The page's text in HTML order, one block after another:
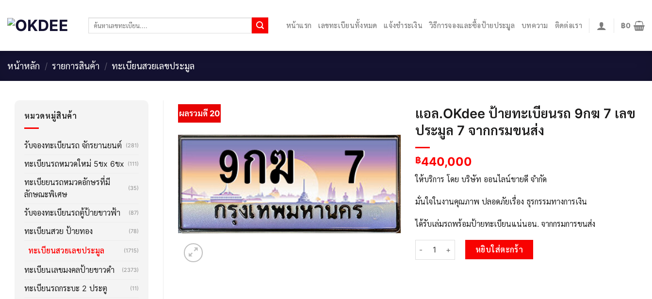
content
ค้นหา: หน้าแรก เลขทะเบียนทั้งหมด แจ้งชำระเงิน วิธีการจองและซื้อป้ายประมูล บทความ ติดต่อเรา ฿0
หน้าหลัก / รายการสินค้า / ทะเบียนสวยเลขประมูล
หมวดหมู่สินค้า
รับจองทะเบียนรถ จักรยานยนต์ (281)
ทะเบียนรถหมวดใหม่ 5ขx 6ขx (111)
ทะเบียยนรถหมวดอักษรที่มี
ลักษณะพิเศษ
(35)
รับจองทะเบียนรถตู้ป้ายขาวฟ้า (87)
ทะเบียนสวย ป้ายทอง (78)
ทะเบียนสวยเลขประมูล (1715)
ทะเบียนเลขมงคลป้ายขาวดำ (2373)
ทะเบียนรถกระบะ 2 ประตู (11)
ผลรวมดี 20
แอล.OKdee ป้ายทะเบียนรถ 9กฆ 7 เลข
ประมูล 7 จากกรมขนส่ง
฿440,000
ให้บริการ โดย บริษัท ออนไลน์ขายดี จำกัด
มั่นใจในงานคุณภาพ ปลอดภัยเรื่อง ธุรกรรมทางการเงิน
ได้รับเล่มรถพร้อมป้ายทะเบียนแน่นอน. จากกรมการขนส่ง
จำนวน แอล.OKdee ป้ายทะเบียนรถ 9กฆ 7 เลขประมูล 7 จากกรมขนส่ง ชิ้น
หยิบใส่ตะกร้า